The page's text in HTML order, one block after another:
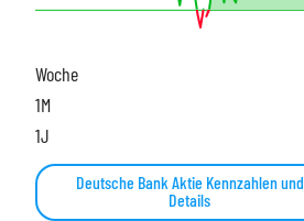
Woche
1M
1J
Deutsche Bank Aktie Kennzahlen und
Details